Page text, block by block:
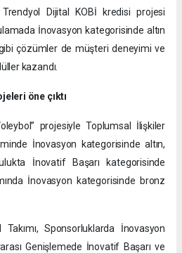
Trendyol Dijital KOBİ kredisi projesi
İnovasyon kategorisinde altın
çözümler de müşteri deneyimi ve
kazandı.
öne çıktı
projesiyle Toplumsal İlişkiler
İnovasyon kategorisinde altın,
İnovatif Başarı kategorisinde
İnovasyon kategorisinde bronz
Takımı, Sponsorluklarda İnovasyon
Genişlemede İnovatif Başarı ve